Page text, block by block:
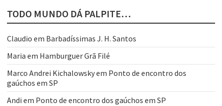
TODO MUNDO DÁ PALPITE…
Claudio em Barbadíssimas J. H. Santos
Maria em Hamburguer Grã Filé
Marco Andrei Kichalowskyem Ponto de encontro dos
gaúchos em SP
Andi em Ponto de encontro dos gaúchos em SP